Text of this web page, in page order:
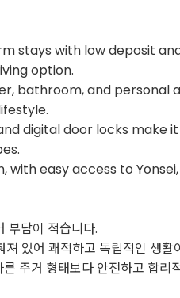
stays with low deposit
option.
bathroom, and personal
digital door locks make
easy access to Yonsei,
부담이 적습니다.
있어 쾌적하고 독립적인 생활
주거 형태보다 안전하고 합리